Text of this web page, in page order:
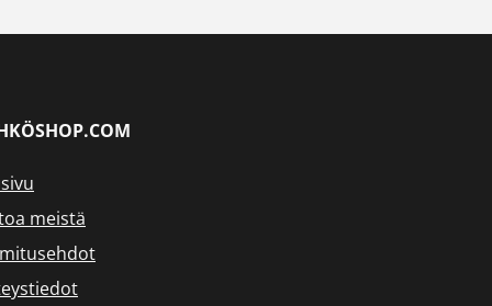
meistä